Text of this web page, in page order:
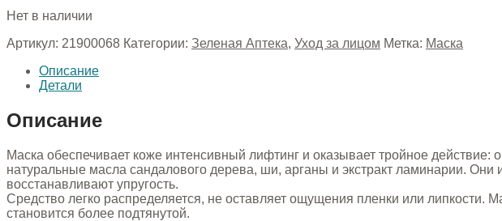
Нет в наличии
Артикул: 21900068 Категории: Зеленая Аптека, Уход за лицом Метка: Маска
Описание
Детали
Описание
Маска обеспечивает коже интенсивный лифтинг и оказывает тройное
натуральные масла сандалового дерева, ши, арганы и экстракт ламинарии.
восстанавливают упругость.
Средство легко распределяется, не оставляет ощущения пленки или
становится более подтянутой.